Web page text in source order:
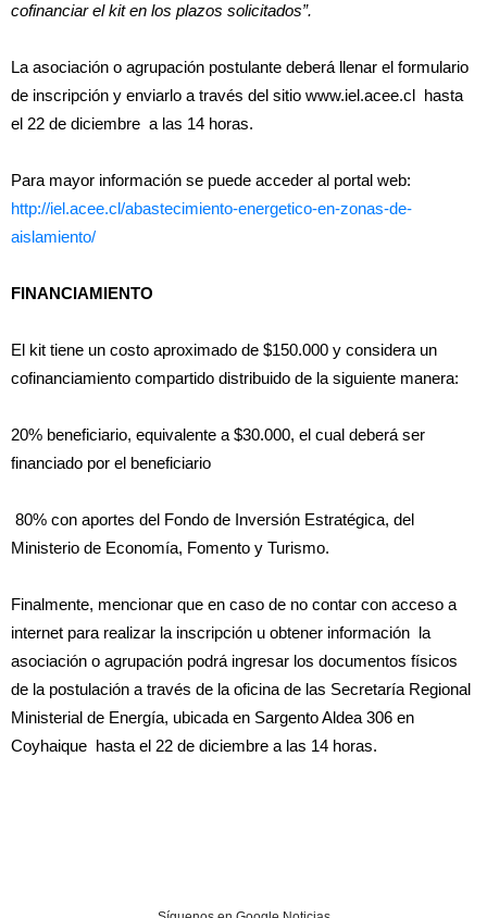
cofinanciar el kit en los plazos solicitados”.
La asociación o agrupación postulante deberá llenar el formulario
de inscripción y enviarlo a través del sitio www.iel.acee.cl hasta
el 22 de diciembre a las 14 horas.
Para mayor información se puede acceder al portal web:
http://iel.acee.cl/abastecimiento-energetico-en-zonas-de-
aislamiento/
FINANCIAMIENTO
El kit tiene un costo aproximado de $150.000 y considera un
cofinanciamiento compartido distribuido de la siguiente manera:
20% beneficiario, equivalente a $30.000, el cual deberá ser
financiado por el beneficiario
80% con aportes del Fondo de Inversión Estratégica, del
Ministerio de Economía, Fomento y Turismo.
Finalmente, mencionar que en caso de no contar con acceso a
internet para realizar la inscripción u obtener información la
asociación o agrupación podrá ingresar los documentos físicos
de la postulación a través de la oficina de las Secretaría Regional
Ministerial de Energía, ubicada en Sargento Aldea 306 en
Coyhaique hasta el 22 de diciembre a las 14 horas.